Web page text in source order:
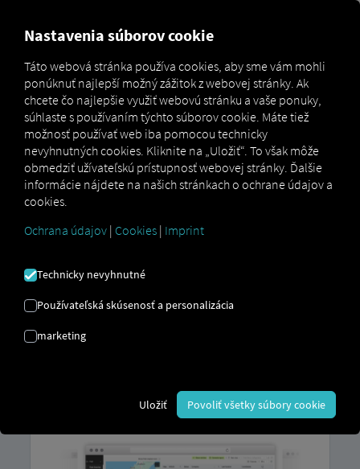
Marketplace Connectors CO3 Connect
CO3 CONNECT
Integrácia externého poskytovateľa
Máte vo svojom vozovom parku vozidlá
platformou RIOa zobrazte ich polohu na
aspoň jedno kompatibilné vozidlo
nájdete v našich
podrobných pokynoch.
Nastavenia súborov cookie
Táto webová stránka používa cookies, aby sme vám mohli
ponúknuť najlepší možný zážitok z webovej stránky. Ak
chcete čo najlepšie využiť webovú stránku a vaše ponuky,
súhlaste s používaním týchto súborov cookie. Máte tiež
možnosť používať web iba pomocou technicky
nevyhnutných cookies. Kliknite na „Uložiť“. To však môže
obmedziť užívateľskú prístupnosť webovej stránky. Ďalšie
informácie nájdete na našich stránkach o ochrane údajov a
cookies.
Ochrana údajov | Cookies | Imprint
Technicky nevyhnutné
Používateľská skúsenosť a personalizácia
marketing
Uložiť Povoliť všetky súbory cookie